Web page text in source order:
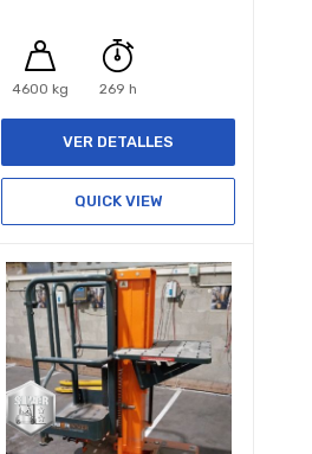
4600 kg 269 h
VER DETALLES
QUICK VIEW